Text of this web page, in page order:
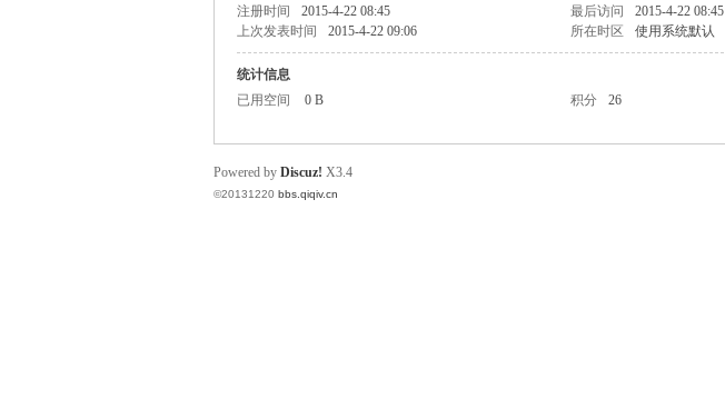
电
注册时间
2015-4-22 08:45 最后访问 2015-4-22 08:45
上次发表时间
2015-4-22 09:06 所在时区 使用系统默认
统计信息
已用空间
0 B 积分 26
Powered by Discuz! X3.4
©20131220 bbs.qiqiv.cn